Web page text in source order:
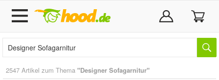
2547 Artikel zum Thema "Designer Sofagarnitur"